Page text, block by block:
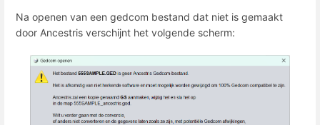
Na openen van een gedcom bestand dat niet is gemaakt
door Ancestris verschijnt het volgende scherm: